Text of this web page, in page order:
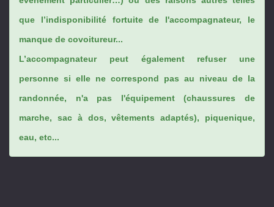
que l’indisponibilité fortuite de l'accompagnateur, le
manque de covoitureur...
L’accompagnateur peut également refuser une
personne si elle ne correspond pas au niveau de la
randonnée, n'a pas l'équipement (chaussures de
marche, sac à dos, vêtements adaptés), piquenique,
eau, etc...